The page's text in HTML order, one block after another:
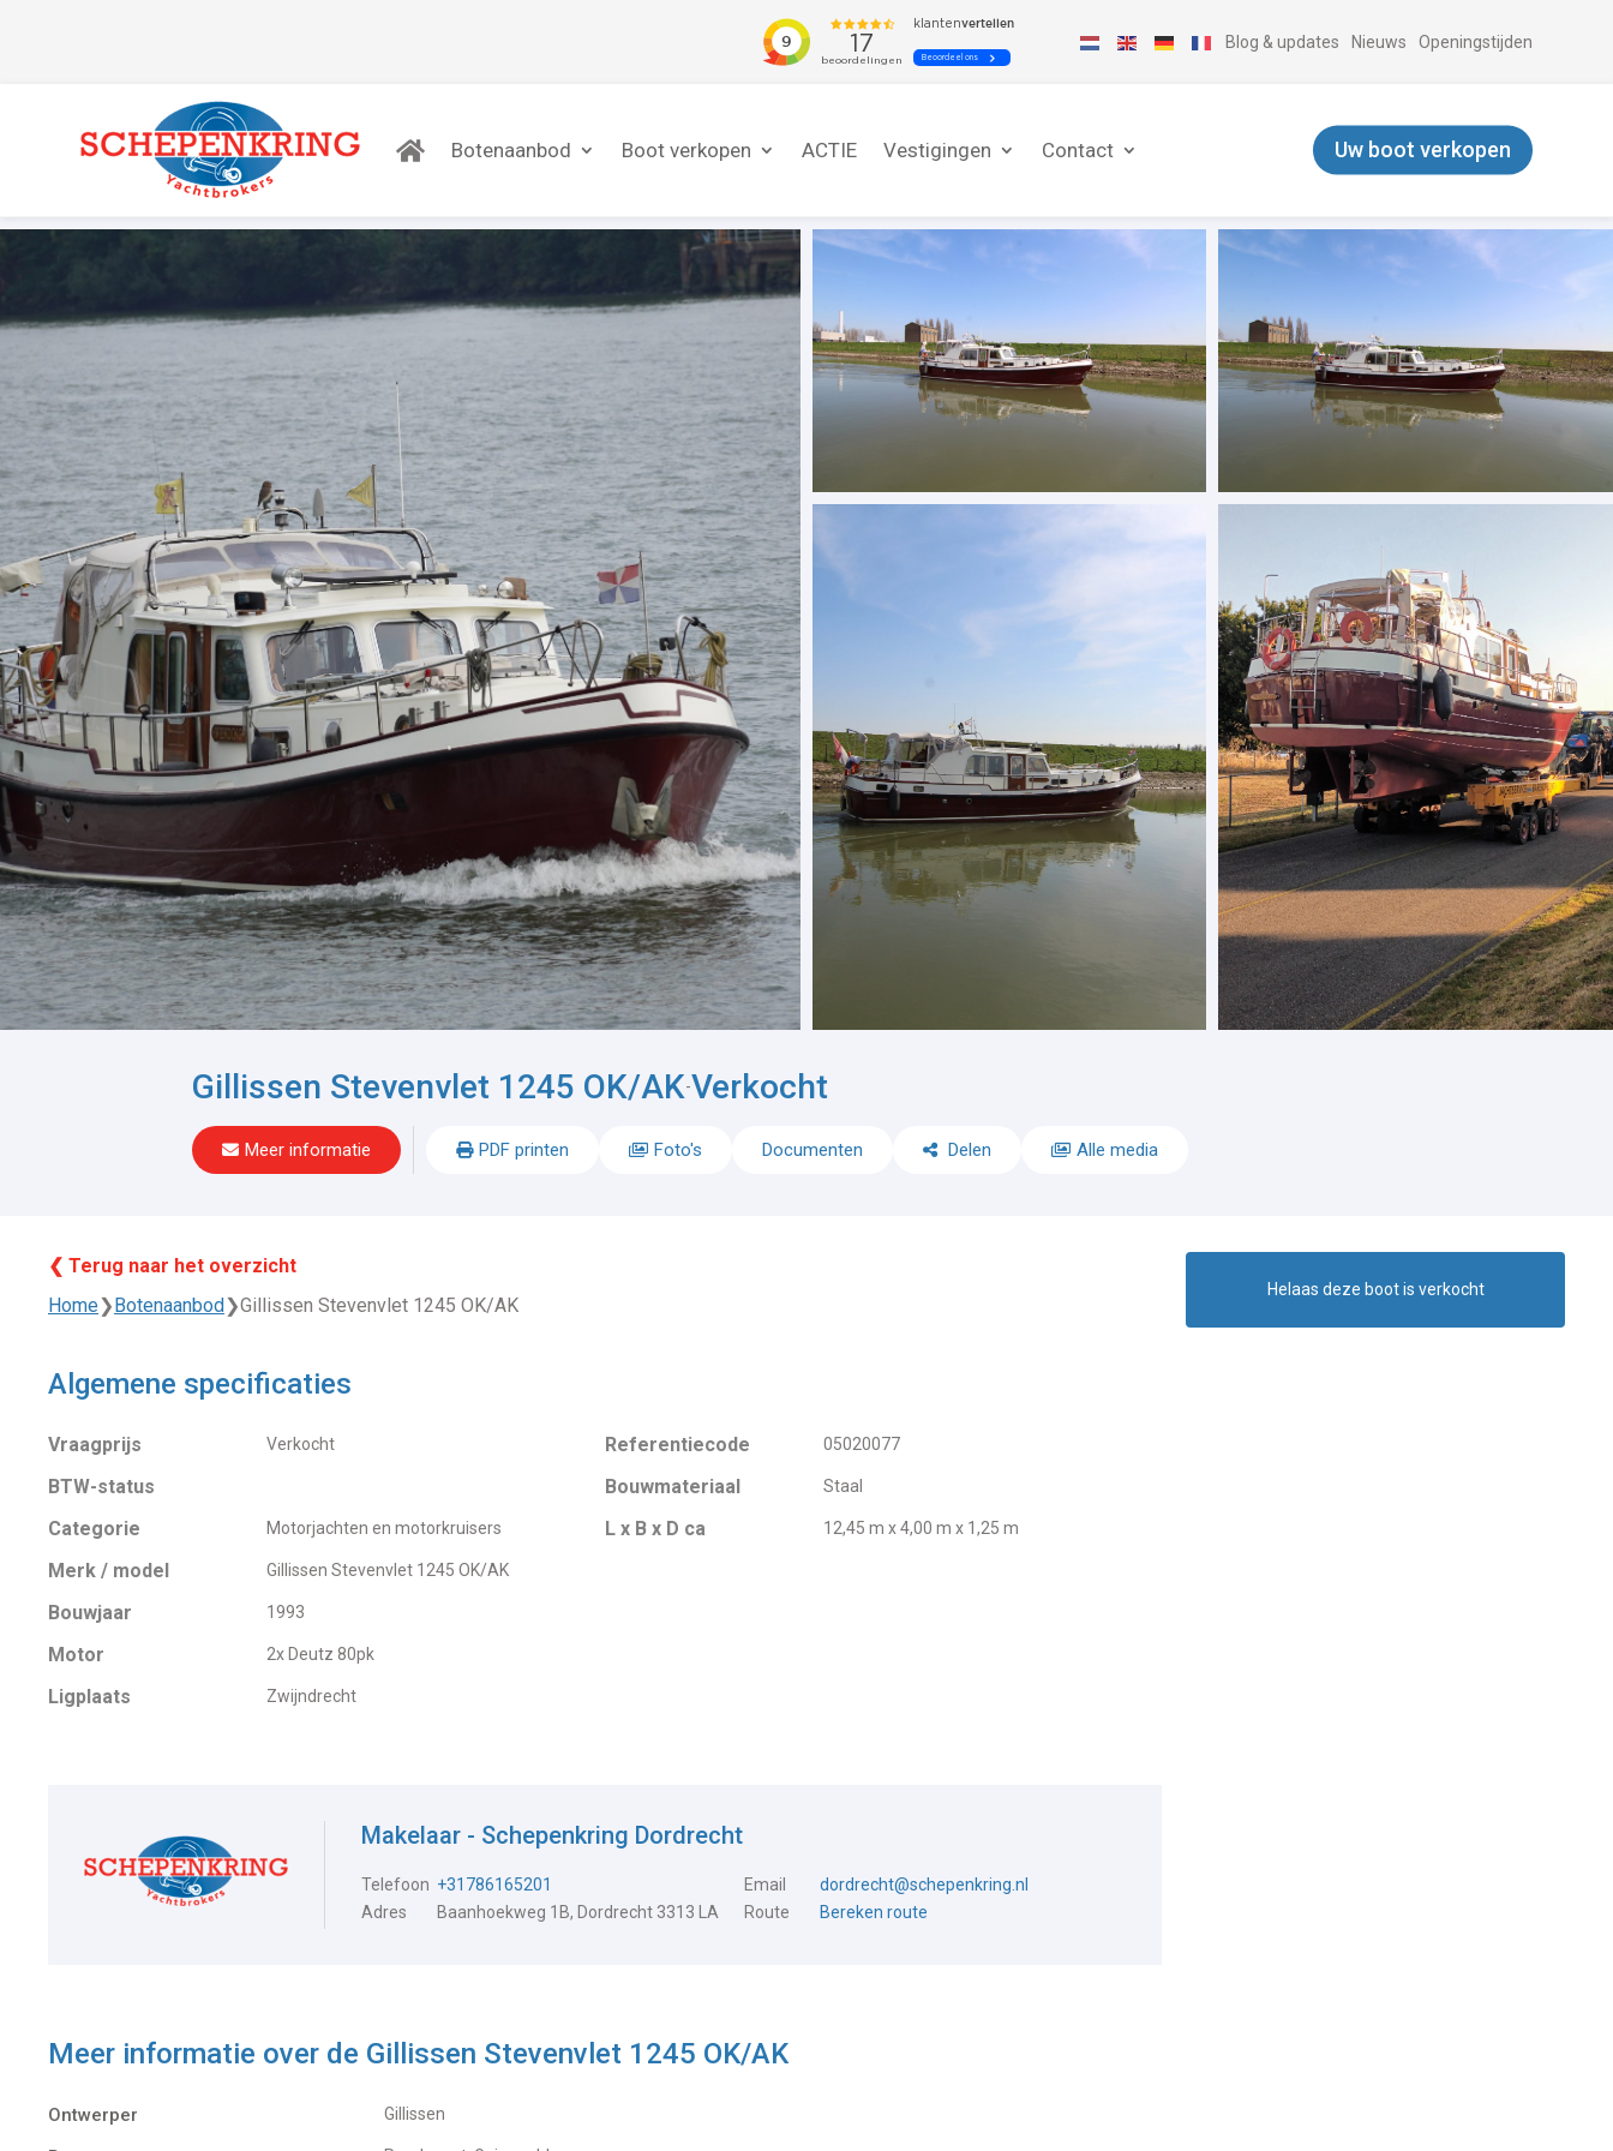
Blog & updates Nieuws Openingstijden
Botenaanbod Boot verkopen ACTIE Vestigingen Contact Uw boot verkopen
Gillissen Stevenvlet 1245 OK/AK-Verkocht
Meer informatie PDF printen Foto's Documenten Delen Alle media
❮ Terug naar het overzicht
Home❯ Botenaanbod ❯Gillissen Stevenvlet 1245 OK/AK
Algemene specificaties
Vraagprijs Verkocht
BTW-status
Categorie
Motorjachten en motorkruisers
Merk / model Gillissen Stevenvlet 1245 OK/AK
Bouwjaar 1993
Motor 2x Deutz 80pk
Ligplaats Zwijndrecht
Referentiecode 05020077
Bouwmateriaal Staal
L x B x D ca 12,45 m x 4,00 m x 1,25 m
Makelaar - Schepenkring Dordrecht
Telefoon +31786165201 Email
dordrecht@schepenkring.nl
Adres
Baanhoekweg 1B, Dordrecht 3313 LA Route Bereken route
Meer informatie over de Gillissen Stevenvlet 1245 OK/AK
Ontwerper Gillissen
Helaas deze boot is verkocht